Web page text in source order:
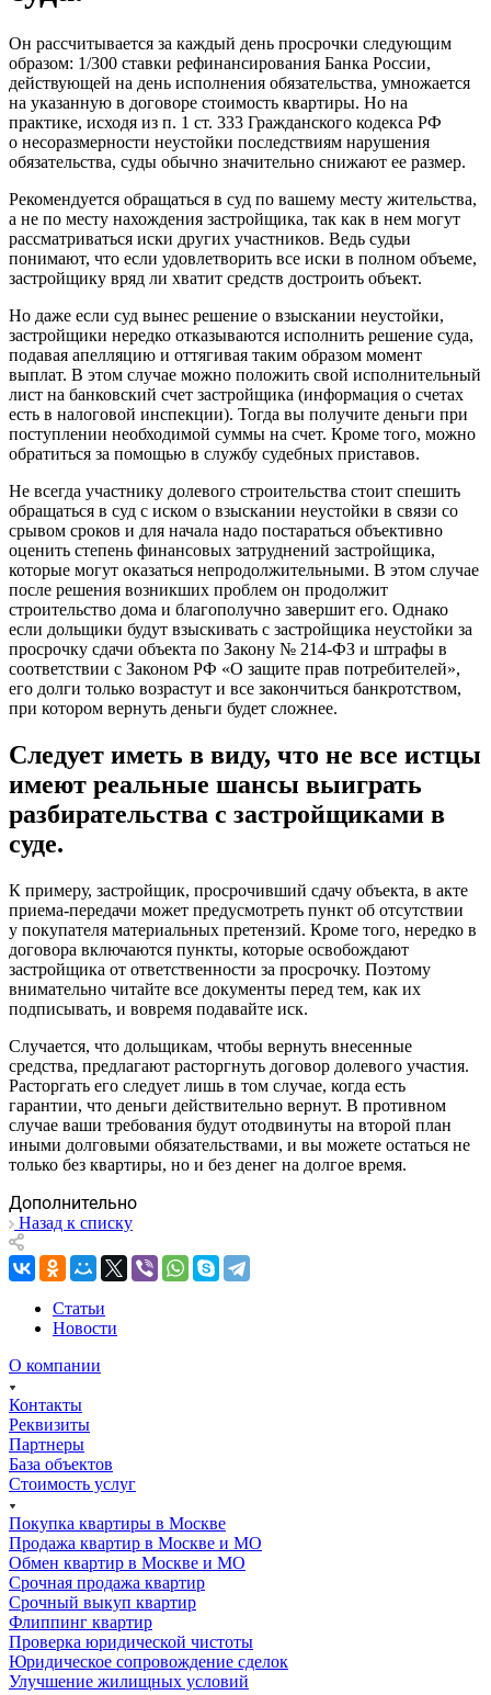
Он рассчитывается за каждый день просрочки следующим
образом: 1/300 ставки рефинансирования Банка России,
действующей на день исполнения обязательства, умножается
на указанную в договоре стоимость квартиры. Но на
практике, исходя из п. 1 ст. 333 Гражданского кодекса РФ
о несоразмерности неустойки последствиям нарушения
обязательства, суды обычно значительно снижают ее размер.
Рекомендуется обращаться в суд по вашему месту жительства,
а не по месту нахождения застройщика, так как в нем могут
рассматриваться иски других участников. Ведь судьи
понимают, что если удовлетворить все иски в полном объеме,
застройщику вряд ли хватит средств достроить объект.
Но даже если суд вынес решение о взыскании неустойки,
застройщики нередко отказываются исполнить решение суда,
подавая апелляцию и оттягивая таким образом момент
выплат. В этом случае можно положить свой исполнительный
лист на банковский счет застройщика (информация о счетах
есть в налоговой инспекции). Тогда вы получите деньги при
поступлении необходимой суммы на счет. Кроме того, можно
обратиться за помощью в службу судебных приставов.
Не всегда участнику долевого строительства стоит спешить
обращаться в суд с иском о взыскании неустойки в связи со
срывом сроков и для начала надо постараться объективно
оценить степень финансовых затруднений застройщика,
которые могут оказаться непродолжительными. В этом случае
после решения возникших проблем он продолжит
строительство дома и благополучно завершит его. Однако
если дольщики будут взыскивать с застройщика неустойки за
просрочку сдачи объекта по Закону № 214-ФЗ и штрафы в
соответствии с Законом РФ «О защите прав потребителей»,
его долги только возрастут и все закончиться банкротством,
при котором вернуть деньги будет сложнее.
Следует иметь в виду, что не все истцы
имеют реальные шансы выиграть
разбирательства с застройщиками в
суде.
К примеру, застройщик, просрочивший сдачу объекта, в акте
приема-передачи может предусмотреть пункт об отсутствии
у покупателя материальных претензий. Кроме того, нередко в
договора включаются пункты, которые освобождают
застройщика от ответственности за просрочку. Поэтому
внимательно читайте все документы перед тем, как их
подписывать, и вовремя подавайте иск.
Случается, что дольщикам, чтобы вернуть внесенные
средства, предлагают расторгнуть договор долевого участия.
Расторгать его следует лишь в том случае, когда есть
гарантии, что деньги действительно вернут. В противном
случае ваши требования будут отодвинуты на второй план
иными долговыми обязательствами, и вы можете остаться не
только без квартиры, но и без денег на долгое время.
Дополнительно
Назад к списку
Статьи
Новости
О компании
Контакты
Реквизиты
Партнеры
База объектов
Стоимость услуг
Покупка квартиры в Москве
Продажа квартир в Москве и МО
Обмен квартир в Москве и МО
Срочная продажа квартир
Срочный выкуп квартир
Флиппинг квартир
Проверка юридической чистоты
Юридическое сопровождение сделок
Улучшение жилищных условий